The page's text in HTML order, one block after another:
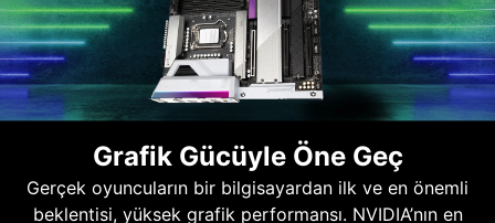
Grafik Gücüyle Öne Geç
Gerçek oyuncuların bir bilgisayardan ilk ve en önemli
beklentisi, yüksek grafik performansı. NVIDIA’nın en